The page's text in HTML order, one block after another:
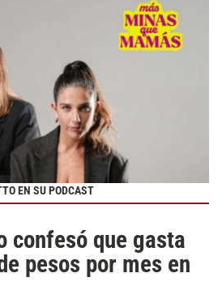
EN SU PODCAST
confesó que gasta
pesos por mes en